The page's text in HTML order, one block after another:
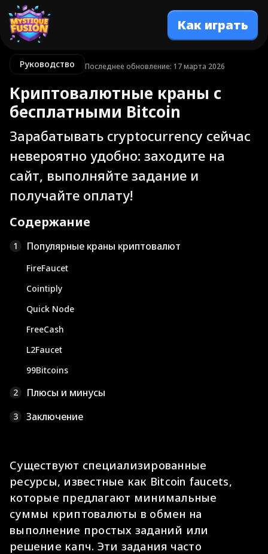
Как играть
Руководство Последнее обновление: 17 марта 2026
Криптовалютные краны с
бесплатными Bitcoin
Зарабатывать cryptocurrency сейчас
невероятно удобно: заходите на
сайт, выполняйте задание и
получайте оплату!
Содержание
1 Популярные краны криптовалют
FireFaucet
Cointiply
Quick Node
FreeCash
L2Faucet
99Bitcoins
2
Плюсы и минусы
3 Заключение
Существуют специализированные
ресурсы, известные как Bitcoin faucets,
которые предлагают минимальные
суммы криптовалюты в обмен на
выполнение простых заданий или
решение капч. Эти задания часто